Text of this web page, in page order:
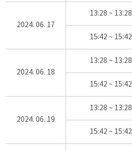
2024. 06. 17
13:28 ~ 13:28
15:42 ~ 15:42
2024. 06. 18
13:28 ~ 13:28
15:42 ~ 15:42
2024. 06. 19
13:28 ~ 13:28
15:42 ~ 15:42